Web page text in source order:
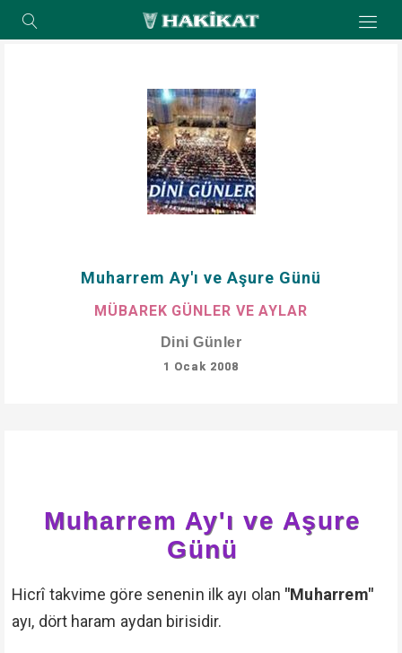
Muharrem Ay'ı ve Aşure Günü
MÜBAREK GÜNLER VE AYLAR
Dini Günler
1 Ocak 2008
Muharrem Ay'ı ve Aşure
Günü
Hicrî takvime göre senenin ilk ayı olan "Muharrem"
ayı, dört haram aydan birisidir.